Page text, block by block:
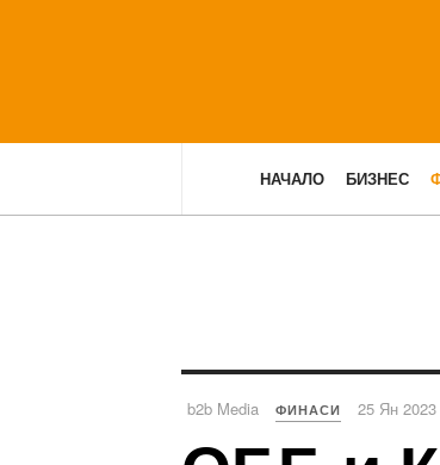
НАЧАЛО БИЗНЕС
b2b Media ФИНАСИ 25 Ян 2023